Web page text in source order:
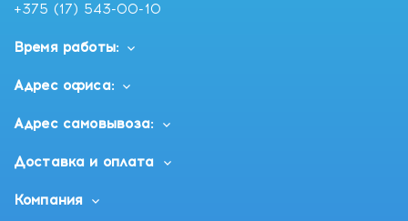
+375 (17) 543-00-10
Время работы:
Адрес офиса:
Адрес самовывоза:
Доставка и оплата
Компания